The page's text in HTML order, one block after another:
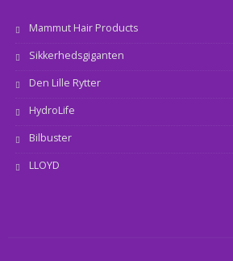
Mammut Hair Products
Sikkerhedsgiganten
Den Lille Rytter
HydroLife
Bilbuster
LLOYD